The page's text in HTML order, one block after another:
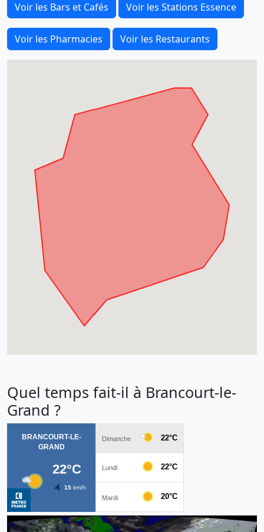
Voir les Bars et Cafés Voir les Stations Essence
Voir les Pharmacies Voir les Restaurants
Quel temps fait-il à Brancourt-le-
Grand ?